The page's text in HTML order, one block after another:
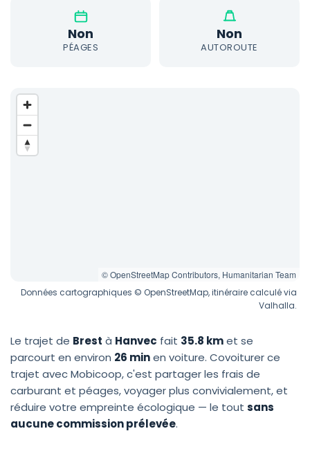
Non
PÉAGES
Non
AUTOROUTE
© OpenStreetMap Contributors, Humanitarian Team
Données cartographiques © OpenStreetMap, itinéraire calculé via
Valhalla.
Le trajet de Brest à Hanvec fait 35.8 kmet se
parcourt en environ 26 minen voiture. Covoiturer ce
trajet avec Mobicoop, c'est partager les frais de
carburant et péages, voyager plus convivialement, et
réduire votre empreinte écologique — le tout sans
aucune commission prélevée.